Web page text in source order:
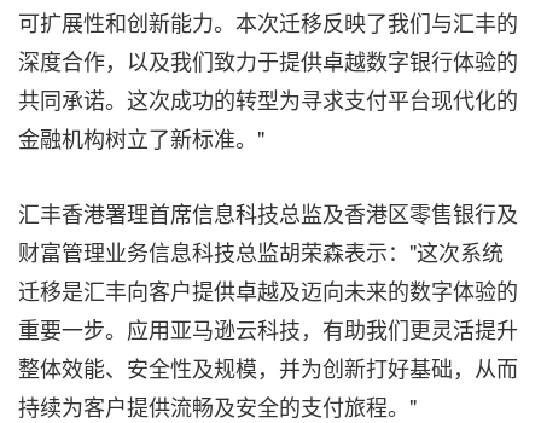
可扩展性和创新能力。本次迁移反映了我们与汇丰的
深度合作，以及我们致力于提供卓越数字银行体验的
共同承诺。这次成功的转型为寻求支付平台现代化的
金融机构树立了新标准。"
汇丰香港署理首席信息科技总监及香港区零售银行及
财富管理业务信息科技总监胡荣森表示："这次系统
迁移是汇丰向客户提供卓越及迈向未来的数字体验的
重要一步。应用亚马逊云科技，有助我们更灵活提升
整体效能、安全性及规模，并为创新打好基础，从而
持续为客户提供流畅及安全的支付旅程。"